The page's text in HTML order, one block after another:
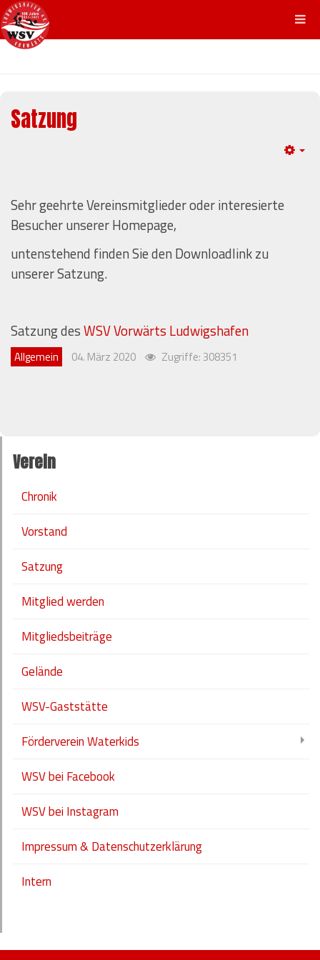
Satzung
Sehr geehrte Vereinsmitglieder oder interesierte
Besucher unserer Homepage,
untenstehend finden Sie den Downloadlink zu
unserer Satzung.
Satzung desWSV Vorwärts Ludwigshafen
Allgemein 04. März 2020 Zugriffe: 308351
Verein
Chronik
Vorstand
Satzung
Mitglied werden
Mitgliedsbeiträge
Gelände
WSV-Gaststätte
Förderverein Waterkids
WSV bei Facebook
WSV bei Instagram
Impressum & Datenschutzerklärung
Intern